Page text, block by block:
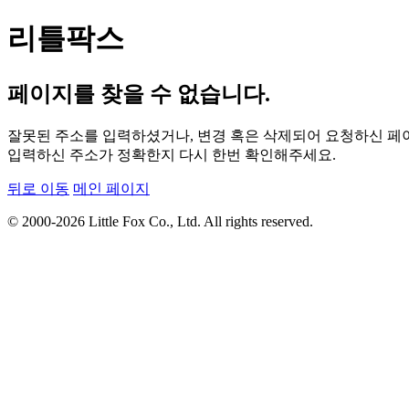
리틀팍스
페이지를 찾을 수 없습니다.
잘못된 주소를 입력하셨거나, 변경 혹은 삭제되어 요청하신 페
입력하신 주소가 정확한지 다시 한번 확인해주세요.
뒤로 이동 메인 페이지
© 2000-2026 Little Fox Co., Ltd. All rights reserved.